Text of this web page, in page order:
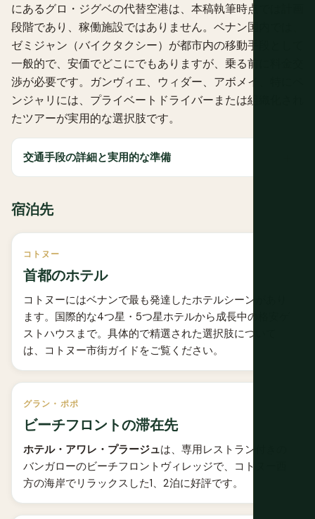
にあるグロ・ジグベの代替空港は、本稿執筆時点では計画
段階であり、稼働施設ではありません。ベナン国内では、
ゼミジャン（バイクタクシー）が都市内の移動手段として
一般的で、安価でどこにでもありますが、乗る前に料金交
渉が必要です。ガンヴィエ、ウィダー、アボメイ、特にペ
ンジャリには、プライベートドライバーまたは組織化され
たツアーが実用的な選択肢です。
交通手段の詳細と実用的な準備
宿泊先
コトヌー
首都のホテル
コトヌーにはベナンで最も発達したホテルシーンがあり
ます。国際的な4つ星・5つ星ホテルから成長中の格安ゲ
ストハウスまで。具体的で精選された選択肢について
は、 コトヌー市街ガイド をご覧ください。
グラン・ポポ
ビーチフロントの滞在先
ホテル・アワレ・プラージュは、専用レストラン付きの
バンガローのビーチフロントヴィレッジで、コトヌー西
方の海岸でリラックスした1、2泊に好評です。